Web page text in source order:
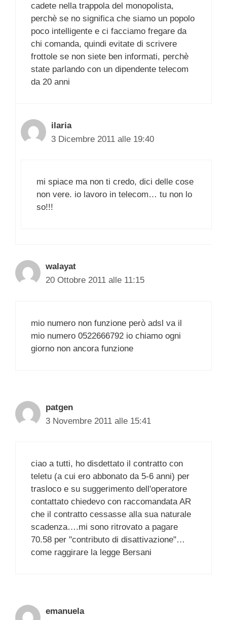
cadete nella trappola del monopolista,
perchè se no significa che siamo un popolo
poco intelligente e ci facciamo fregare da
chi comanda, quindi evitate di scrivere
frottole se non siete ben informati, perchè
state parlando con un dipendente telecom
da 20 anni
ilaria
3 Dicembre 2011 alle 19:40
mi spiace ma non ti credo, dici delle cose
non vere. io lavoro in telecom… tu non lo
so!!!
walayat
20 Ottobre 2011 alle 11:15
mio numero non funzione però adsl va il
mio numero 0522666792 io chiamo ogni
giorno non ancora funzione
patgen
3 Novembre 2011 alle 15:41
ciao a tutti, ho disdettato il contratto con
teletu (a cui ero abbonato da 5-6 anni) per
trasloco e su suggerimento dell'operatore
contattato chiedevo con raccomandata AR
che il contratto cessasse alla sua naturale
scadenza….mi sono ritrovato a pagare
70.58 per "contributo di disattivazione"…
come raggirare la legge Bersani
emanuela